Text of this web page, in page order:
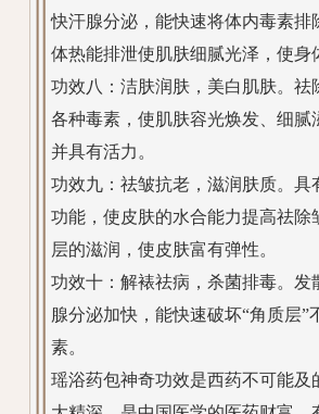
快汗腺分泌，能快速将体内毒素排
体热能排泄使肌肤细腻光泽，使身
功效八：洁肤润肤，美白肌肤。祛
各种毒素，使肌肤容光焕发、细腻
并具有活力。
功效九：祛皱抗老，滋润肤质。具
功能，使皮肤的水合能力提高祛除
层的滋润，使皮肤富有弹性。
功效十：解裱祛病，杀菌排毒。发
腺分泌加快，能快速破坏“角质层”
素。
瑶浴药包神奇功效是西药不可能及